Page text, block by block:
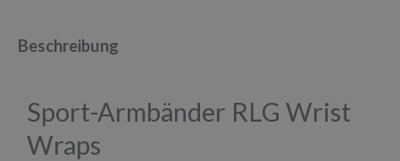
Beschreibung
Sport-Armbänder RLG Wrist
Wraps